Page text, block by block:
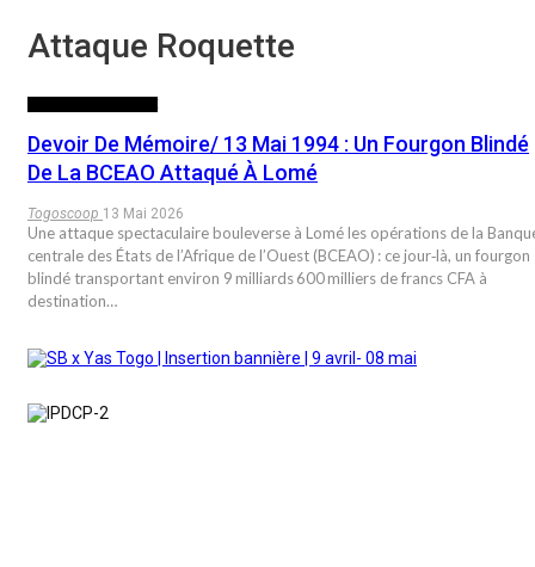
Attaque Roquette
Devoir De Mémoire/ 13 Mai 1994 : Un Fourgon Blindé
De La BCEAO Attaqué À Lomé
Togoscoop 13 Mai 2026
Une attaque spectaculaire bouleverse à Lomé les opérations de la
centrale des États de l’Afrique de l’Ouest (BCEAO) : ce jour‑là, un fourgon
blindé transportant environ 9 milliards 600 milliers de francs CFA à
destination…